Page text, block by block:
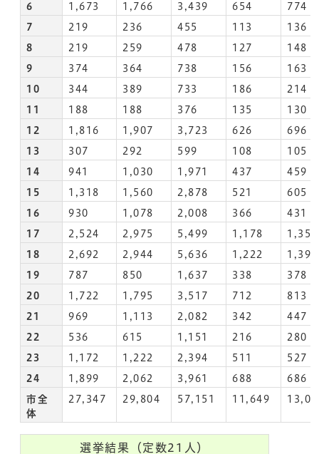
6 1,673 1,766 3,439 654 774
7 219 236 455 113 136
8 219 259 478 127 148
9 374 364 738 156 163
10 344 389 733 186 214
11 188 188 376 135 130
12 1,816 1,907 3,723 626 696
13 307 292 599 108 105
14 941 1,030 1,971 437 459
15 1,318 1,560 2,878 521 605
16 930 1,078 2,008 366 431
17 2,524 2,975 5,499 1,178 1,351
18 2,692 2,944 5,636 1,222 1,394
19 787 850 1,637 338 378
20 1,722 1,795 3,517 712 813
21 969 1,113 2,082 342 447
22 536 615 1,151 216 280
23 1,172 1,222 2,394 511 527
24 1,899 2,062 3,961 688 686
市全
体
27,347 29,804 57,151 11,649
選挙結果（定数21人）